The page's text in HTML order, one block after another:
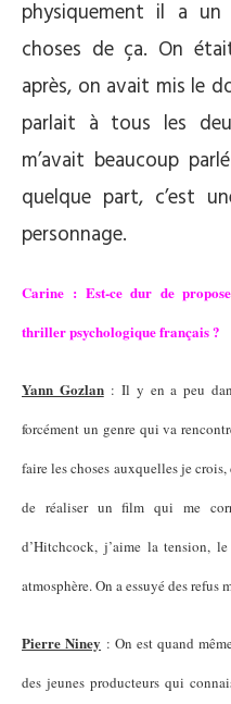
physiquement il a un
choses de ça. On
après, on avait mis le
parlait à tous les
m’avait beaucoup
quelque part, c’est
personnage.
Carine : Est-ce dur de
thriller psychologique français ?
Yann Gozlan: Il y en a peu
forcément un genre qui va
faire les choses auxquelles je
de réaliser un film qui me
d’Hitchcock, j’aime la tension,
atmosphère. On a essuyé des refus
Pierre Niney : On est quand
des jeunes producteurs qui